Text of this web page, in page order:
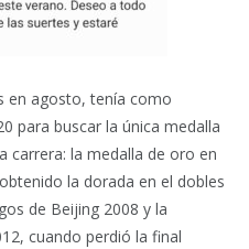
en agosto, tenía como
para buscar la única medalla
carrera: la medalla de oro en
la dorada en el dobles
de Beijing 2008 y la
cuando perdió la final